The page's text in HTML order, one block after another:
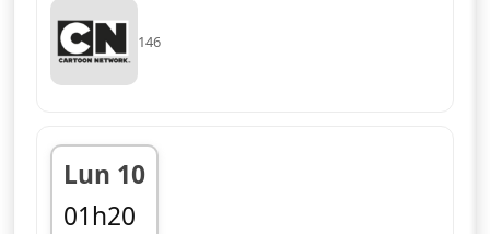
146
Lun 10
01h20